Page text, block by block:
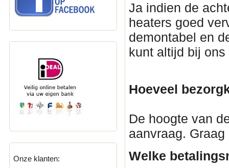
Onze klanten:
Ja indien de
heaters goed
demontabel en
kunt altijd bij
Hoeveel
De hoogte van
aanvraag.
Welke